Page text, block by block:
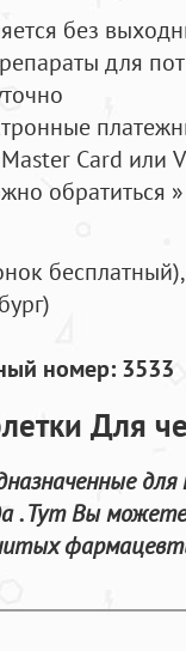
без
для
Card или
обратиться
бесплатный),
номер: 3533
Для
. Тут Вы